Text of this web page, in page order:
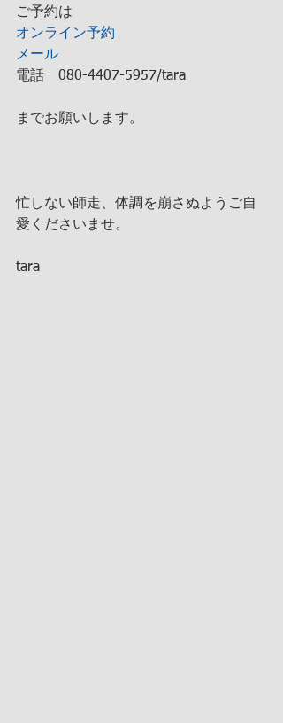
ご予約は
オンライン予約
メール
電話　080-4407-5957/tara
までお願いします。
忙しない師走、体調を崩さぬようご自
愛くださいませ。
tara